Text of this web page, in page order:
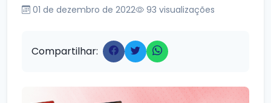
01 de dezembro de 2022 93 visualizações
Compartilhar: